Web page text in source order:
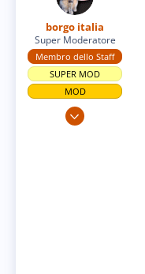
borgo italia
Super Moderatore
Membro dello Staff
SUPER MOD
MOD
4 Feb 2008